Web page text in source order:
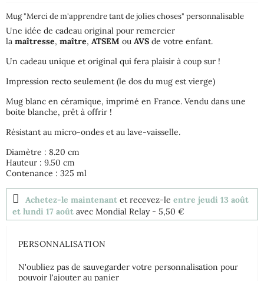
Mug "Merci de m'apprendre tant de jolies choses" personnalisable
Une idée de cadeau original pour remercier
la maîtresse, maître, ATSEM ou AVS de votre enfant.
Un cadeau unique et original qui fera plaisir à coup sur !
Impression recto seulement (le dos du mug est vierge)
Mug blanc en céramique, imprimé en France. Vendu dans une
boite blanche, prêt à offrir !
Résistant au micro-ondes et au lave-vaisselle.
Diamètre : 8.20 cm
Hauteur : 9.50 cm
Contenance : 325 ml
Achetez-le maintenant et recevez-le entre jeudi 13 août
et lundi 17 août avec Mondial Relay - 5,50 €
PERSONNALISATION
N'oubliez pas de sauvegarder votre personnalisation pour
pouvoir l'ajouter au panier